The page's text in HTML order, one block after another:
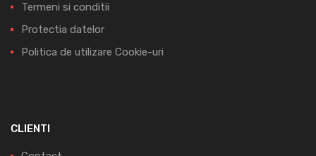
Termeni si conditii
Protectia datelor
Politica de utilizare Cookie-uri
CLIENTI